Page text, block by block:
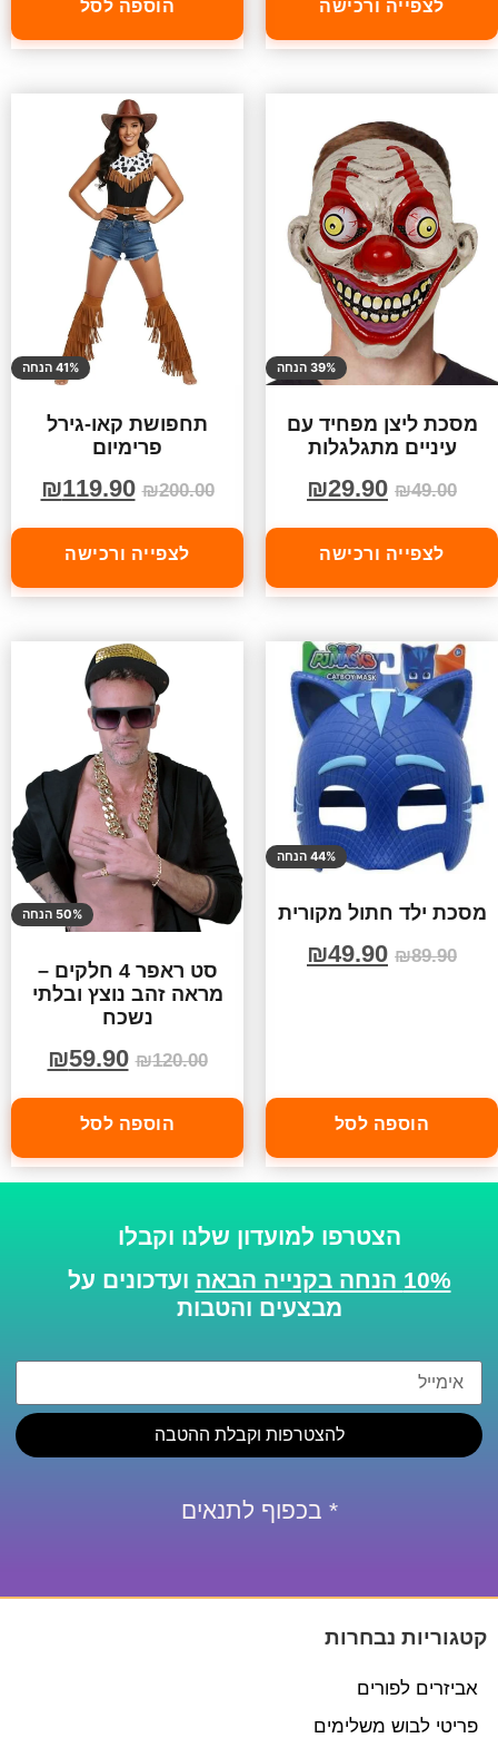
לצפייה ורכישה הוספה לסל
39% הנחה
מסכת ליצן מפחיד עם
עיניים מתגלגלות
₪49.00
₪29.90
לצפייה ורכישה
41% הנחה
תחפושת קאו-גירל
פרימיום
₪200.00
₪119.90
לצפייה ורכישה
44% הנחה
מסכת ילד חתול מקורית
₪89.90
₪49.90
הוספה לסל
50% הנחה
סט ראפר 4 חלקים –
מראה זהב נוצץ ובלתי
נשכח
₪120.00
₪59.90
הוספה לסל
הצטרפו למועדון שלנו וקבלו
10% הנחה בקנייה הבאה
ועדכונים על
מבצעים והטבות
להצטרפות וקבלת ההטבה
* בכפוף לתנאים
קטגוריות נבחרות
אביזרים לפורים
פריטי לבוש משלימים